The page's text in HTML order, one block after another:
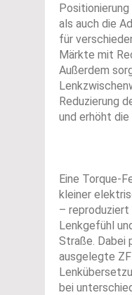
als auch die
für
Märkte mit
Außerdem
Reduzierung
und erhöht die
Eine Torque-
kleiner
– reproduziert
Lenkgefühl
Straße. Dabei
ausgelegte
bei